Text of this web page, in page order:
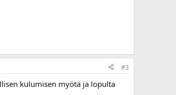
#3
kulumisen myötä ja lopulta